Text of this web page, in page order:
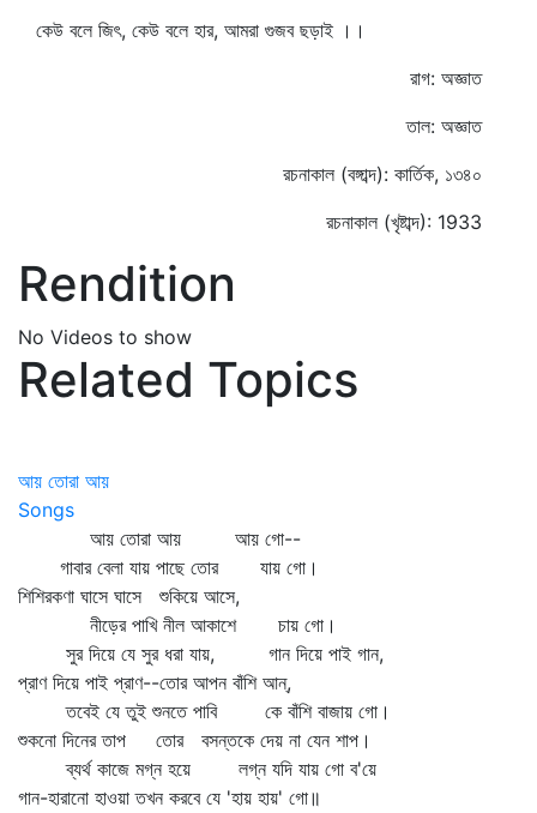
কেউ বলে জিৎ, কেউ বলে হার, আমরা গুজব ছড়াই ।।
রাগ: অজ্ঞাত
তাল: অজ্ঞাত
রচনাকাল (বঙ্গাব্দ): কার্তিক, ১৩৪০
রচনাকাল (খৃষ্টাব্দ): 1933
Rendition
No Videos to show
Related Topics
আয় তোরা আয়
Songs
আয় তোরা আয় আয় গো--
গাবার বেলা যায় পাছে তোর যায় গো।
শিশিরকণা ঘাসে ঘাসে শুকিয়ে আসে,
নীড়ের পাখি নীল আকাশে চায় গো।
সুর দিয়ে যে সুর ধরা যায়, গান দিয়ে পাই গান,
প্রাণ দিয়ে পাই প্রাণ--তোর আপন বাঁশি আন্‌,
তবেই যে তুই শুনতে পাবি কে বাঁশি বাজায় গো।
শুকনো দিনের তাপ তোর বসন্তকে দেয় না যেন শাপ।
ব্যর্থ কাজে মগ্ন হয়ে লগ্ন যদি যায় গো ব'য়ে
গান-হারানো হাওয়া তখন করবে যে 'হায় হায়' গো॥